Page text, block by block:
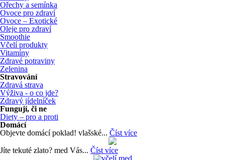
Ořechy a semínka
Ovoce pro zdraví
Ovoce – Exotické
Oleje pro zdraví
Smoothie
Včelí produkty
Vitamíny
Zdravé potraviny
Zelenina
Stravování
Zdravá strava
Výživa - o co jde?
Zdravý jídelníček
Fungují, či ne
Diety – pro a proti
Domácí
Objevte domácí poklad! vlašské... Číst více
Jíte tekuté zlato? med Vás... Číst více